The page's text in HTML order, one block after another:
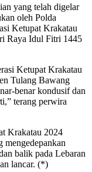
yang telah digelar
oleh Polda
Ketupat Krakatau
Raya Idul Fitri 1445
Ketupat Krakatau
Tulang Bawang
benar kondusif dan
terang perwira
Krakatau 2024
mengedepankan
balik pada Lebaran
lancar. (*)